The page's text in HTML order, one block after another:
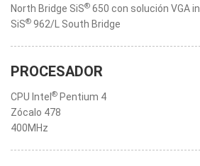
North Bridge SiS® 650 con solución VGA
SiS® 962/L South Bridge
PROCESADOR
CPU Intel ® Pentium 4
Zócalo 478
400MHz